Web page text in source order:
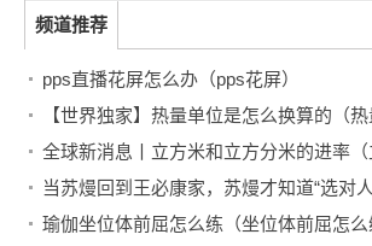
频道推荐
pps直播花屏怎么办（pps花屏）